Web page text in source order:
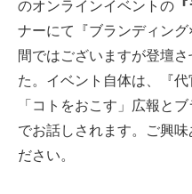
のオンラインイベントの
ナーにて『ブランディン
間ではございますが登壇
た。イベント自体は、『
「コトをおこす」広報と
でお話しされます。ご興
ださい。